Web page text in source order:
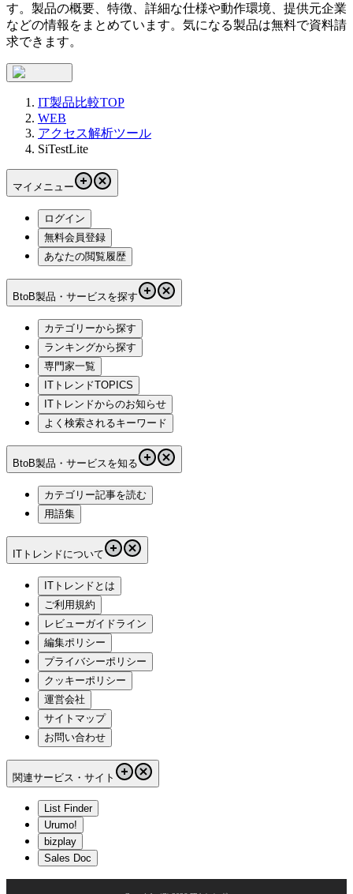
す。製品の概要、特徴、詳細な仕様や動作環境、提供元企業
などの情報をまとめています。気になる製品は無料で資料請
求できます。
IT製品比較TOP
WEB
アクセス解析ツール
SiTestLite
マイメニュー
ログイン
無料会員登録
あなたの閲覧履歴
BtoB製品・サービスを探す
カテゴリーから探す
ランキングから探す
専門家一覧
ITトレンドTOPICS
ITトレンドからのお知らせ
よく検索されるキーワード
BtoB製品・サービスを知る
カテゴリー記事を読む
用語集
ITトレンドについて
ITトレンドとは
ご利用規約
レビューガイドライン
編集ポリシー
プライバシーポリシー
クッキーポリシー
運営会社
サイトマップ
お問い合わせ
関連サービス・サイト
List Finder
Urumo!
bizplay
Sales Doc